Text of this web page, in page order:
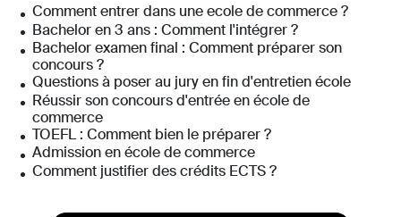
Comment entrer dans une ecole de commerce ?
Bachelor en 3 ans : Comment l'intégrer ?
Bachelor examen final : Comment préparer son
concours ?
Questions à poser au jury en fin d'entretien école
Réussir son concours d'entrée en école de
commerce
TOEFL : Comment bien le préparer ?
Admission en école de commerce
Comment justifier des crédits ECTS ?